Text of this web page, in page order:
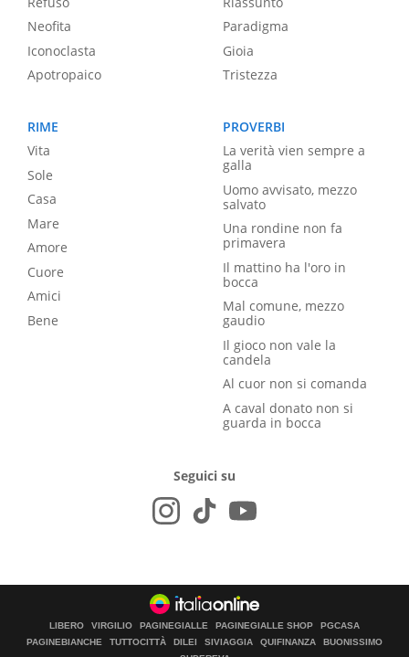
Neofita
Iconoclasta
Apotropaico
Paradigma
Gioia
Tristezza
RIME
Vita
Sole
Casa
Mare
Amore
Cuore
Amici
Bene
PROVERBI
La verità vien sempre a
galla
Uomo avvisato, mezzo
salvato
Una rondine non fa
primavera
Il mattino ha l'oro in
bocca
Mal comune, mezzo
gaudio
Il gioco non vale la
candela
Al cuor non si comanda
A caval donato non si
guarda in bocca
Seguici su
LIBERO VIRGILIO PAGINEGIALLE PAGINEGIALLE SHOP
PGCASA
PAGINEBIANCHE
TUTTOCITTÀ DILEI SIVIAGGIA QUIFINANZA
BUONISSIMO